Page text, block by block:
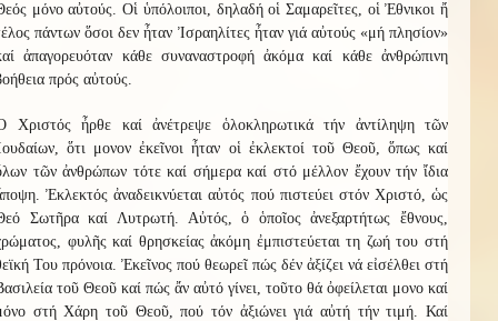
μόνο αὐτούς. Οἱ ὑπόλοιποι, δηλαδή οἱ Σαμαρεῖτες, οἱ Ἐθνικοι ἤ
πάντων ὅσοι δεν ἦταν Ἰσραηλίτες ἦταν γιά αὐτούς «μή πλησίον»
ἀπαγορευόταν κάθε συναναστροφή ἀκόμα καί κάθε ἀνθρώπινη
πρός αὐτούς.
Χριστός ἦρθε καί ἀνέτρεψε ὁλοκληρωτικά τήν ἀντίληψη τῶν
ὅτι μονον ἐκεῖνοι ἦταν οἱ ἐκλεκτοί τοῦ Θεοῦ, ὅπως καί
τῶν ἀνθρώπων τότε καί σήμερα καί στό μέλλον ἔχουν τήν ἴδια
Ἐκλεκτός ἀναδεικνύεται αὐτός πού πιστεύει στόν Χριστό, ὡς
Σωτῆρα καί Λυτρωτή. Αὐτός, ὁ ὁποῖος ἀνεξαρτήτως ἔθνους,
φυλῆς καί θρησκείας ἀκόμη ἐμπιστεύεται τη ζωή του στή
Του πρόνοια. Ἐκεῖνος πού θεωρεῖ πώς δέν ἀξίζει νά εἰσέλθει στή
τοῦ Θεοῦ καί πώς ἄν αὐτό γίνει, τοῦτο θά ὀφείλεται μονο καί
στή Χάρη τοῦ Θεοῦ, πού τόν ἀξιώνει γιά αὐτή τήν τιμή. Καί